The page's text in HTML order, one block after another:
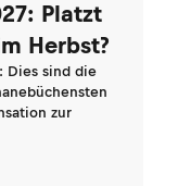
Platzt
Herbst?
Dies sind die
zur